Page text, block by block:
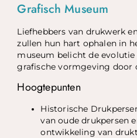
Grafisch Museum
Liefhebbers van drukwerk
zullen hun hart ophalen in
museum belicht de
grafische vormgeving door
Hoogtepunten
Historische
van oude drukpersen
ontwikkeling van